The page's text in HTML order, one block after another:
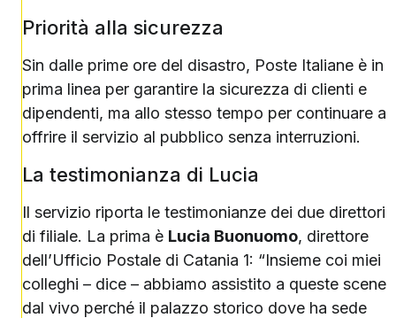
Priorità alla sicurezza
Sin dalle prime ore del disastro, Poste Italiane è in
prima linea per garantire la sicurezza di clienti e
dipendenti, ma allo stesso tempo per continuare a
offrire il servizio al pubblico senza interruzioni.
La testimonianza di Lucia
Il servizio riporta le testimonianze dei due direttori
di filiale. La prima è Lucia Buonuomo, direttore
dell’Ufficio Postale di Catania 1: “Insieme coi miei
colleghi – dice – abbiamo assistito a queste scene
dal vivo perché il palazzo storico dove ha sede